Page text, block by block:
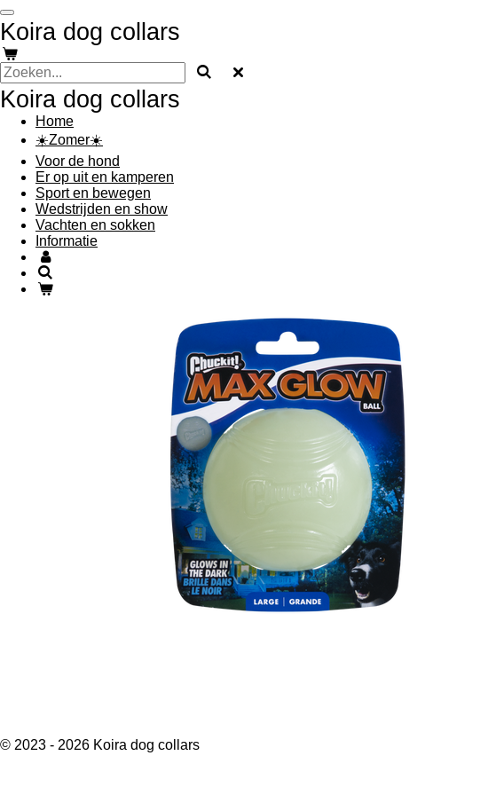
Ga
direct
naar
de
hoofdinhoud
Koira dog collars
Koira dog collars
Home
☀️Zomer☀️
Voor de hond
Er op uit en kamperen
Sport en bewegen
Wedstrijden en show
Vachten en sokken
Informatie
© 2023 - 2026 Koira dog collars